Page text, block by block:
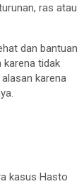
ras atau
dan bantuan
karena tidak
karena
kasus Hasto